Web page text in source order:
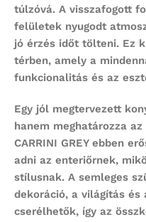
túlzóvá. A visszafogott
felületek nyugodt
jó érzés időt tölteni. Ez
térben, amely a
funkcionalitás és az
Egy jól megtervezett
hanem meghatározza
CARRINI GREY ebben
adni az enteriőrnek,
stílusnak. A semleges
dekoráció, a világítás és
cserélhetők, így az